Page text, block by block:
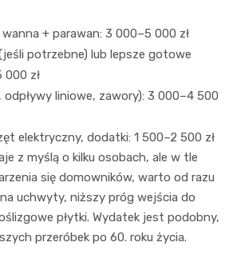
+ parawan: 3 000–5 000 zł
potrzebne) lub lepsze gotowe
000 zł
liniowe, zawory): 3 000–4 500
elektryczny, dodatki: 1 500–2 500 zł
z myślą o kilku osobach, ale w tle
się domowników, warto od razu
uchwyty, niższy próg wejścia do
płytki. Wydatek jest podobny,
przeróbek po 60. roku życia.